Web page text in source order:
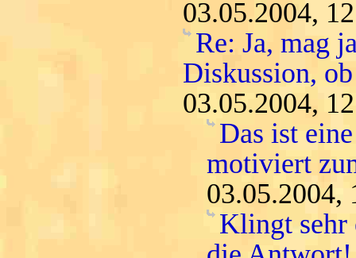
03.05.2004,
Re: Ja, mag
Diskussion,
03.05.2004,
Das ist
motiviert
03.05.2004,
Klingt sehr